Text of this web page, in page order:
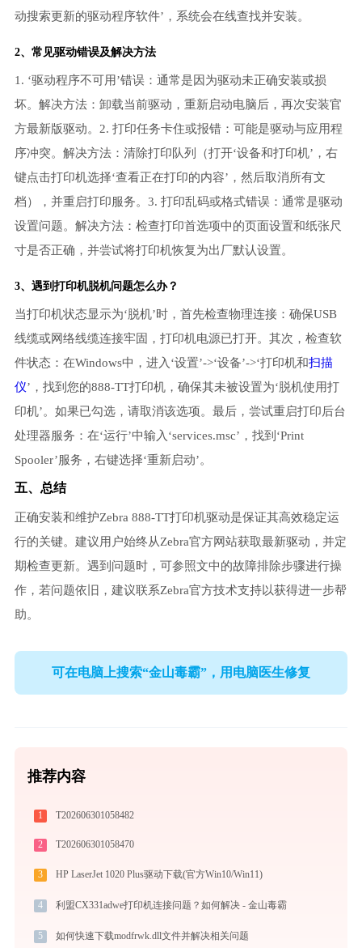
动搜索更新的驱动程序软件’，系统会在线查找并安装。
2、常见驱动错误及解决方法
1. ‘驱动程序不可用’错误：通常是因为驱动未正确安装或损
坏。解决方法：卸载当前驱动，重新启动电脑后，再次安装官
方最新版驱动。2. 打印任务卡住或报错：可能是驱动与应用程
序冲突。解决方法：清除打印队列（打开‘设备和打印机’，右
键点击打印机选择‘查看正在打印的内容’，然后取消所有文
档），并重启打印服务。3. 打印乱码或格式错误：通常是驱动
设置问题。解决方法：检查打印首选项中的页面设置和纸张尺
寸是否正确，并尝试将打印机恢复为出厂默认设置。
3、遇到 打印机脱机问题怎么办？
当打印机状态显示为‘脱机’时，首先检查物理连接：确保USB
线缆或网络线缆连接牢固，打印机电源已打开。其次，检查软
件状态：在Windows中，进入‘设置’->‘设备’->‘打印机和扫描
仪’，找到您的888-TT打印机，确保其未被设置为‘脱机使用打
印机’。如果已勾选，请取消该选项。最后，尝试重启打印后台
处理器服务：在‘运行’中输入‘services.msc’，找到‘Print
Spooler’服务，右键选择‘重新启动’。
五、总结
正确安装和维护Zebra 888-TT打印机驱动是保证其高效稳定运
行的关键。建议用户始终从Zebra官方网站获取最新驱动，并定
期检查更新。遇到问题时，可参照文中的故障排除步骤进行操
作，若问题依旧，建议联系Zebra官方技术支持以获得进一步帮
助。
可在电脑上搜索“金山毒霸”，用电脑医生修复
推荐内容
1 T202606301058482
2 T202606301058470
3 HP LaserJet 1020 Plus驱动下载(官方Win10/Win11)
4 利盟CX331adwe打印机连接问题？如何解决 - 金山毒霸
5 如何快速下载modfrwk.dll文件并解决相关问题